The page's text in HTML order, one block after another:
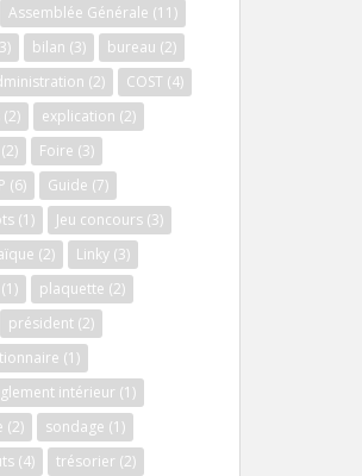
Assemblée Générale (11)
bilan (3) bureau (2)
(2) COST (4)
(2) explication (2)
(2) Foire (3)
(6) Guide (7)
(1) Jeu concours (3)
(2) Linky (3)
(1) plaquette (2)
président (2)
(1)
intérieur (1)
(2) sondage (1)
(4) trésorier (2)